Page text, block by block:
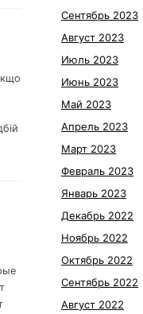
Сентябрь 2023
Август 2023
Июль 2023
Июнь 2023
Май 2023
Апрель 2023
Март 2023
Февраль 2023
Январь 2023
Декабрь 2022
Ноябрь 2022
Октябрь 2022
Сентябрь 2022
Август 2022